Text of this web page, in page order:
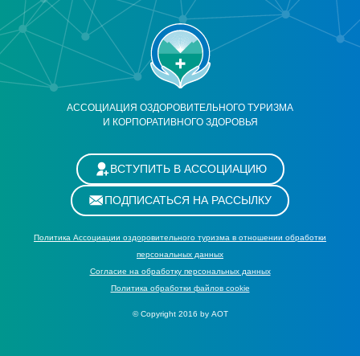
АССОЦИАЦИЯ ОЗДОРОВИТЕЛЬНОГО ТУРИЗМА
И КОРПОРАТИВНОГО ЗДОРОВЬЯ
ВСТУПИТЬ В АССОЦИАЦИЮ
ПОДПИСАТЬСЯ НА РАССЫЛКУ
Политика Ассоциации оздоровительного туризма в отношении обработки
персональных данных
Cогласие на обработку персональных данных
Политика обработки файлов cookie
© Copyright 2016 by АОТ